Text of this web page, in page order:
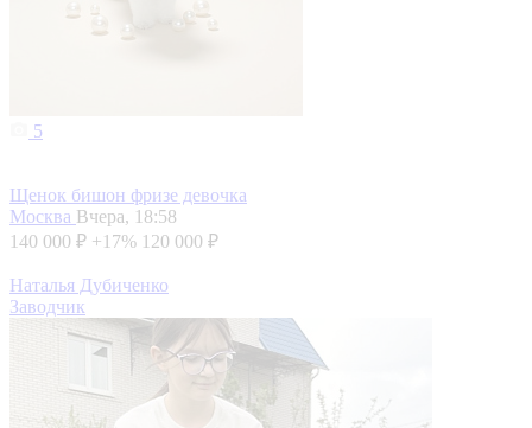
5
Щенок бишон фризе девочка
Москва Вчера, 18:58
140 000 ₽ +17% 120 000 ₽
Наталья Дубиченко
Заводчик